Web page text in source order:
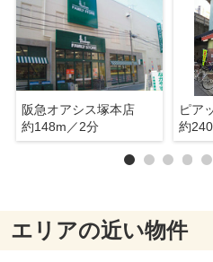
阪急オアシス塚本店
約148m／2分
約
エリアの近い物件